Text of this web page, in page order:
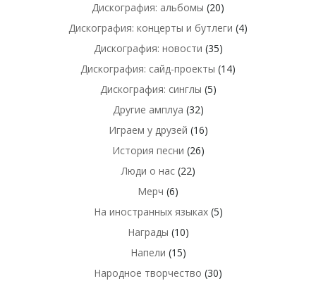
Дискография: альбомы (20)
Дискография: концерты и бутлеги (4)
Дискография: новости (35)
Дискография: сайд-проекты (14)
Дискография: синглы (5)
Другие амплуа (32)
Играем у друзей (16)
История песни (26)
Люди о нас(22)
Мерч (6)
На иностранных языках(5)
Награды (10)
Напели (15)
Народное творчество (30)